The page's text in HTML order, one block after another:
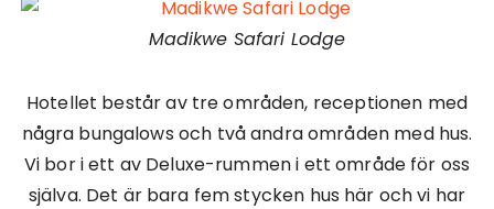
Madikwe Safari Lodge
Hotellet består av tre områden, receptionen med
några bungalows och två andra områden med hus.
Vi bor i ett av Deluxe-rummen i ett område för oss
själva. Det är bara fem stycken hus här och vi har